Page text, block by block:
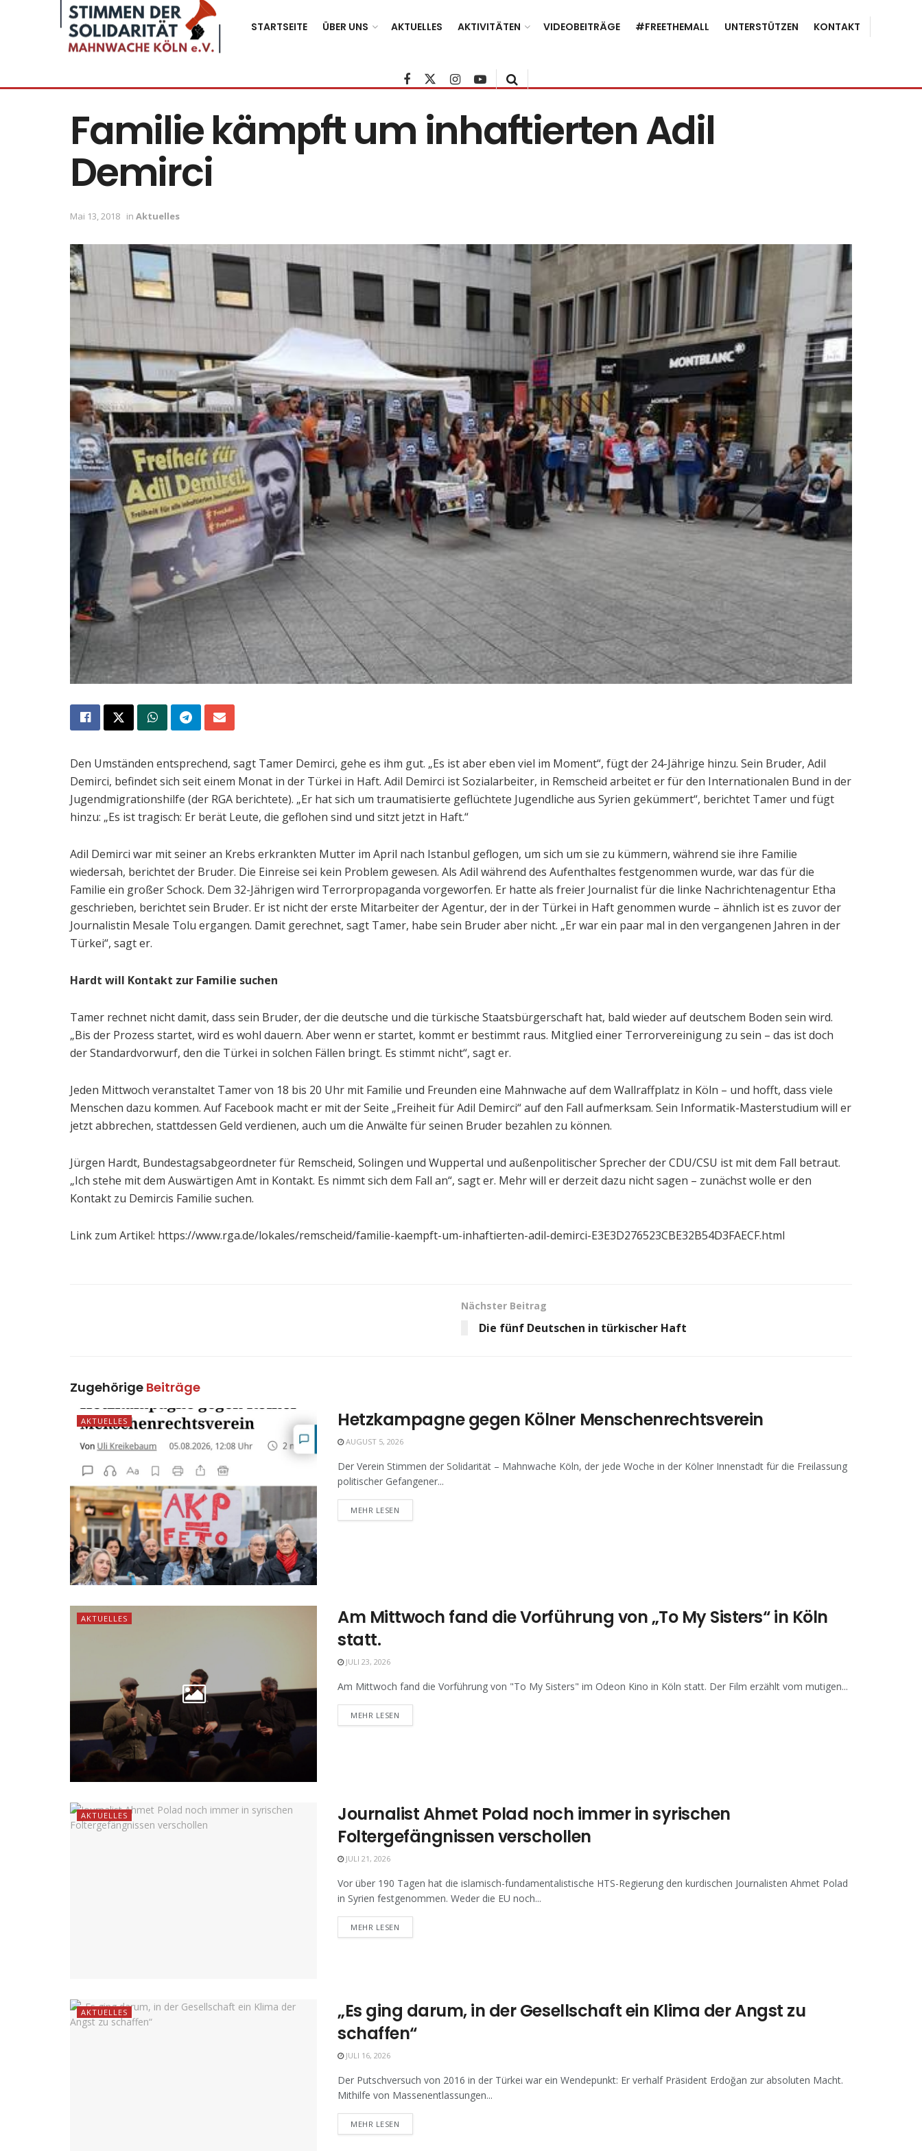
STARTSEITE ÜBER UNS AKTUELLES AKTIVITÄTEN VIDEOBEITRÄGE #FREETHEMALL UNTERSTÜTZEN KONTAKT
Familie kämpft um inhaftierten Adil
Demirci
Mai 13, 2018 in Aktuelles
Den Umständen entsprechend, sagt Tamer Demirci, gehe es ihm gut. „Es ist aber eben viel im Moment“, fügt der 24-Jährige hinzu. Sein Bruder, Adil
Demirci, befindet sich seit einem Monat in der Türkei in Haft. Adil Demirci ist Sozialarbeiter, in Remscheid arbeitet er für den Internationalen Bund in der
Jugendmigrationshilfe (der RGA berichtete). „Er hat sich um traumatisierte geflüchtete Jugendliche aus Syrien gekümmert“, berichtet Tamer und fügt
hinzu: „Es ist tragisch: Er berät Leute, die geflohen sind und sitzt jetzt in Haft.“
Adil Demirci war mit seiner an Krebs erkrankten Mutter im April nach Istanbul geflogen, um sich um sie zu kümmern, während sie ihre Familie
wiedersah, berichtet der Bruder. Die Einreise sei kein Problem gewesen. Als Adil während des Aufenthaltes festgenommen wurde, war das für die
Familie ein großer Schock. Dem 32-Jährigen wird Terrorpropaganda vorgeworfen. Er hatte als freier Journalist für die linke Nachrichtenagentur Etha
geschrieben, berichtet sein Bruder. Er ist nicht der erste Mitarbeiter der Agentur, der in der Türkei in Haft genommen wurde – ähnlich ist es zuvor der
Journalistin Mesale Tolu ergangen. Damit gerechnet, sagt Tamer, habe sein Bruder aber nicht. „Er war ein paar mal in den vergangenen Jahren in der
Türkei“, sagt er.
Hardt will Kontakt zur Familie suchen
Tamer rechnet nicht damit, dass sein Bruder, der die deutsche und die türkische Staatsbürgerschaft hat, bald wieder auf deutschem Boden sein wird.
„Bis der Prozess startet, wird es wohl dauern. Aber wenn er startet, kommt er bestimmt raus. Mitglied einer Terrorvereinigung zu sein – das ist doch
der Standardvorwurf, den die Türkei in solchen Fällen bringt. Es stimmt nicht“, sagt er.
Jeden Mittwoch veranstaltet Tamer von 18 bis 20 Uhr mit Familie und Freunden eine Mahnwache auf dem Wallraffplatz in Köln – und hofft, dass viele
Menschen dazu kommen. Auf Facebook macht er mit der Seite „Freiheit für Adil Demirci“ auf den Fall aufmerksam. Sein Informatik-Masterstudium will er
jetzt abbrechen, stattdessen Geld verdienen, auch um die Anwälte für seinen Bruder bezahlen zu können.
Jürgen Hardt, Bundestagsabgeordneter für Remscheid, Solingen und Wuppertal und außenpolitischer Sprecher der CDU/CSU ist mit dem Fall betraut.
„Ich stehe mit dem Auswärtigen Amt in Kontakt. Es nimmt sich dem Fall an“, sagt er. Mehr will er derzeit dazu nicht sagen – zunächst wolle er den
Kontakt zu Demircis Familie suchen.
Link zum Artikel: https://www.rga.de/lokales/remscheid/familie-kaempft-um-inhaftierten-adil-demirci-E3E3D276523CBE32B54D3FAECF.html
Nächster Beitrag
Die fünf Deutschen in türkischer Haft
Zugehörige Beiträge
AKTUELLES Hetzkampagne gegen Kölner Menschenrechtsverein
AUGUST 5, 2026
Der Verein Stimmen der Solidarität – Mahnwache Köln, der jede Woche in der Kölner Innenstadt für die Freilassung
politischer Gefangener...
MEHR LESEN
AKTUELLES
Am Mittwoch fand die Vorführung von „To My Sisters“ in Köln
statt.
JULI 23, 2026
Am Mittwoch fand die Vorführung von "To My Sisters" im Odeon Kino in Köln statt. Der Film erzählt vom mutigen...
MEHR LESEN
AKTUELLES
Journalist Ahmet Polad noch immer in syrischen
Foltergefängnissen verschollen
JULI 21, 2026
Vor über 190 Tagen hat die islamisch-fundamentalistische HTS-Regierung den kurdischen Journalisten Ahmet Polad
in Syrien festgenommen. Weder die EU noch...
MEHR LESEN
AKTUELLES
„Es ging darum, in der Gesellschaft ein Klima der Angst zu
schaffen“
JULI 16, 2026
Der Putschversuch von 2016 in der Türkei war ein Wendepunkt: Er verhalf Präsident Erdoğan zur absoluten Macht.
Mithilfe von Massenentlassungen...
MEHR LESEN